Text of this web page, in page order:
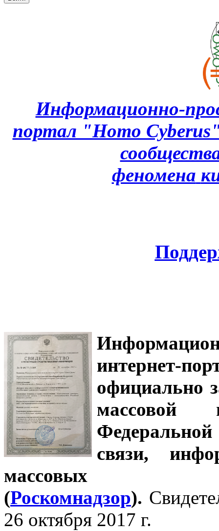
Информационно-
портал "Homo
феномена
интернет-
официально
связи,
массовых
(Роскомнадзор).
26 октября 2017 г.